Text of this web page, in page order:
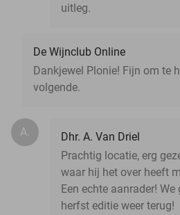
uitleg.
De Wijnclub Online
Dankjewel Plonie! Fijn om te
volgende.
A.
Dhr. A. Van Driel
Prachtig locatie, erg
waar hij het over heeft
Een echte aanrader!
herfst editie weer terug!